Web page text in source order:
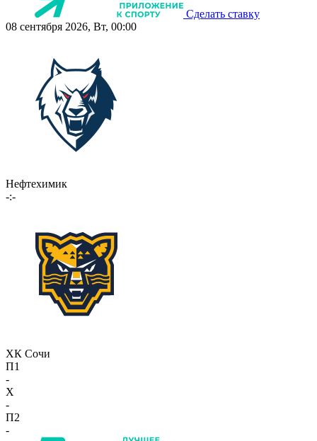
Сделать ставку
08 сентября 2026, Вт, 00:00
Нефтехимик
-:-
ХК Сочи
П1
-
X
-
П2
-